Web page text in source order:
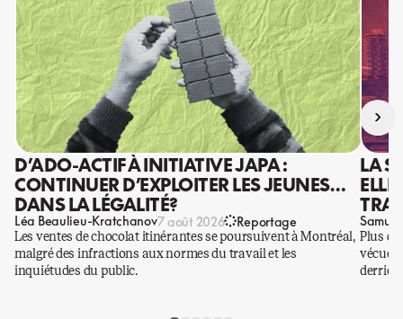
D’ADO-ACTIF À INITIATIVE JAPA :
CONTINUER D’EXPLOITER LES JEUNES…
DANS LA LÉGALITÉ?
Léa Beaulieu-Kratchanov7 août 2026 Reportage
Les ventes de chocolat itinérantes se poursuivent à Montréal,
malgré des infractions aux normes du travail et les
inquiétudes du public.
LA
Plus
vécues
›